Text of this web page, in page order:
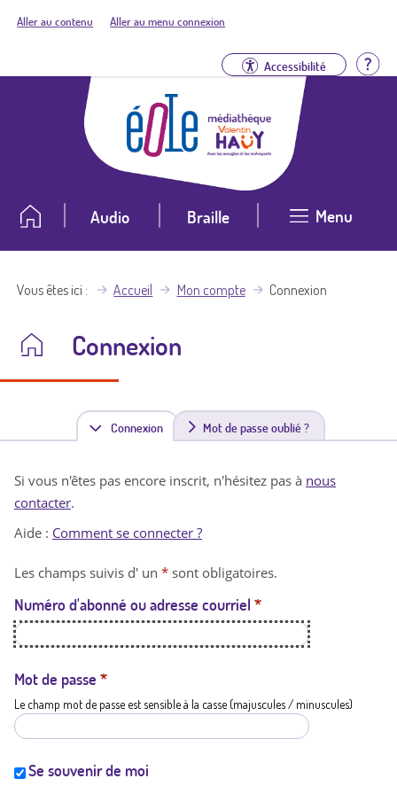
Aller au contenu Aller au menu connexion
Accessibilité
Audio Braille Menu
Vous êtes ici Accueil Mon compte Connexion
Connexion
Connexion(
n
t
a
t
i
Mot de passe oublié ?
Si vous n'êtes pas encore inscrit, n'hésitez pas à nous
contacter.
Aide : Comment se connecter ?
Les champs suivis d' un * sont obligatoires.
Numéro d'abonné ou adresse courriel *
Mot de passe *
Le champ mot de passe est sensible à la casse (majuscules / minuscules)
Se souvenir de moi